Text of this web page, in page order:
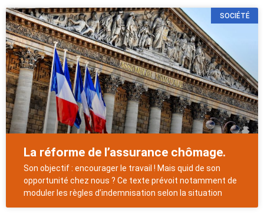
SOCIÉTÉ
La réforme de l’assurance chômage.
Son objectif : encourager le travail ! Mais quid de son
opportunité chez nous ? Ce texte prévoit notamment de
moduler les règles d’indemnisation selon la situation